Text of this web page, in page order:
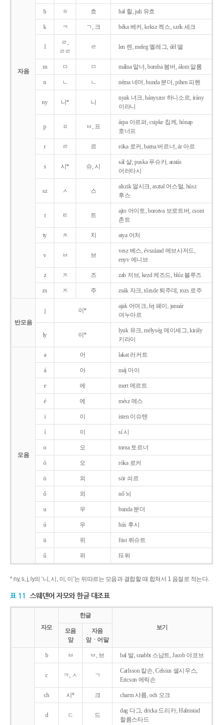
자음
h ㅎ 흐 hal 헐, juh 유흐
k ㅋ ㄱ, 크 béka 베커, keksz 켁스, szék 세크
l
ㄹ,
ㄹㄹ
ㄹ len 렌, meleg 멜레그, dél 델
m ㅁ ㅁ málna 말너, bomba 봄버, álom 알롬
n ㄴ ㄴ néma 네머, bunda 분더, pihen 피헨
ny 니* 니
nyak 녀크, hányszor 하니소르, irány
이라니
p ㅍ ㅂ, 프
árpa 아르퍼, csipke 칩케, hónap
호너프
r ㄹ 르 róka 로커, barna 버르너, ár 아르
s 시* 슈, 시
sál 샬, puska 푸슈카, aratás
어러타시
sz ㅅ 스
alszik 얼시크, asztal 어스털, húsz
후스
t ㅌ 트
ajto 어이토, borotva 보로트버, csont
촌트
ty ㅊ 치 atya 어처
v ㅂ 브
vesz 베스, évszázad 에브사저드,
enyv 에니브
z ㅈ 즈 zab 저브, kezd 케즈드, blúz 블루즈
zs ㅈ 주 zsák 자크, tőzsde 퇴주데, rozs 로주
반모음
j 이*
ajak 어여크, fej 페이, január
여누아르
ly 이*
lyuk 유크, mélység 메이셰그, király
키라이
모음
a 어 lakat 러커트
á 아 máj 마이
e 에 mert 메르트
é 에 mész 메스
i 이 isten 이슈텐
í 이 sí 시
o 오 torna 토르너
ó 오 róka 로커
ö 외 sör 쇠르
ő 외 nő 뇌
u 우 bunda 분더
ú 우 hús 후시
ü 위 füst 퓌슈트
ű 위 fű 퓌
* ny, s, j, ly의 ‘니, 시, 이, 이’는 뒤따르는 모음과 결합할 때 합쳐서 1 음절로 적는다.
표 11 스웨덴어 자모와 한글 대조표
자모
한글
보기
모음
앞
자음
앞ㆍ어말
b ㅂ ㅂ, 브 bal 발, snabbt 스납트, Jacob 야코브
c ㅋ, ㅅ ㄱ
Carlsson 칼손, Celsius 셀시우스,
Ericson 에릭손
ch 시* 크 charm 샤름, och 오크
d ㄷ 드
dag 다그, dricka 드리카, Halmstad
할름스타드